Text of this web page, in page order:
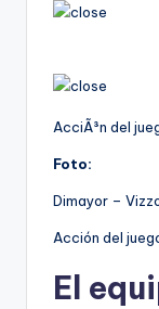
AcciÃ³n del
Foto:
Dimayor –
Acción del
El